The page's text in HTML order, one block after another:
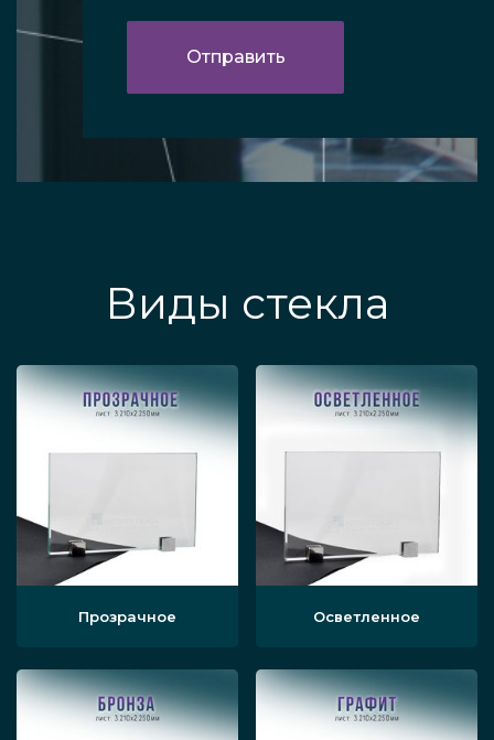
Виды стекла
Прозрачное Осветленное